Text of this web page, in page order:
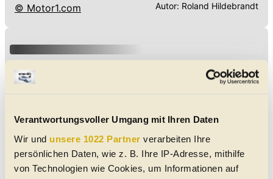
Verantwortungsvoller Umgang mit Ihren Daten
Wir und unsere 1022 Partner verarbeiten Ihre
persönlichen Daten, wie z. B. Ihre IP-Adresse, mithilfe
von Technologien wie Cookies, um Informationen auf
© Motor1.com Autor: Roland Hildebrandt